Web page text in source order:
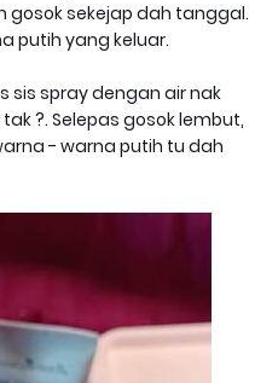
gosok sekejap dah tanggal.
putih yang keluar.
sis spray dengan air nak
?. Selepas gosok lembut,
- warna putih tu dah